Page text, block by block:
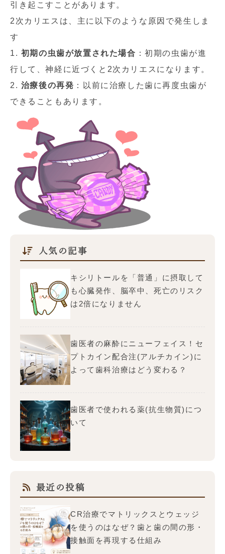
引き起こすことがあります。
2次カリエスは、主に以下のような原因で発生しま
す
1. 初期の虫歯が放置された場合 ：初期の虫歯が進
行して、神経に近づくと2次カリエスになります。
2. 治療後の再発 ：以前に治療した歯に再度虫歯が
できることもあります。
人気の記事
キシリトールを「普通」に摂取して
も心臓発作、脳卒中、死亡のリスク
は2倍になりません
歯医者の麻酔にニューフェイス！セ
プトカイン配合注(アルチカイン)に
よって歯科治療はどう変わる？
歯医者で使われる薬(抗生物質)につ
いて
最近の投稿
CR治療でマトリックスとウェッジ
を使うのはなぜ？歯と歯の間の形・
接触面を再現する仕組み